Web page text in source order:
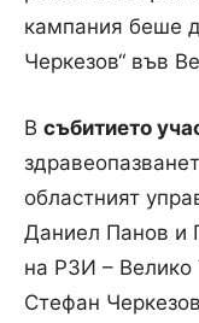
кампания беше
Черкезов“ във
В събитието
областният
Даниел Панов и
на РЗИ –
Стефан